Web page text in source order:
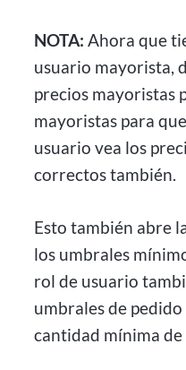
NOTA: Ahora que
usuario mayorista,
precios mayoristas
mayoristas para
usuario vea los
correctos también.
Esto también abre
los umbrales
rol de usuario
umbrales de
cantidad mínima